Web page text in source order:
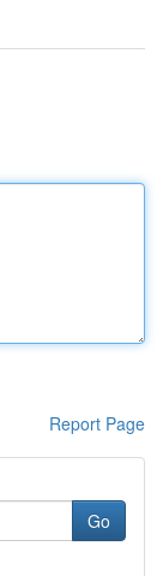
Report Page
Go